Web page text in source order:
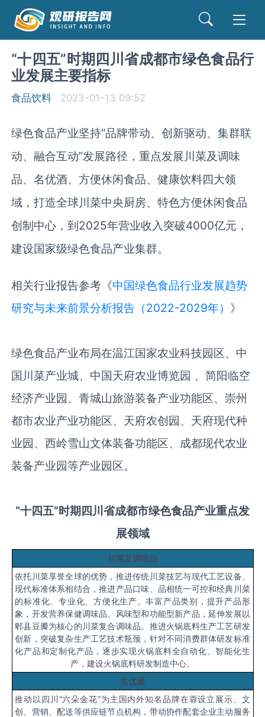
“十四五”时期四川省成都市绿色食品行
业发展主要指标
食品饮料 2023-01-13 09:52
绿色食品产业坚持“品牌带动、创新驱动、集群联
动、融合互动”发展路径，重点发展川菜及调味
品、名优酒、方便休闲食品、健康饮料四大领
域，打造全球川菜中央厨房、特色方便休闲食品
创制中心，到2025年营业收入突破4000亿元，
建设国家级绿色食品产业集群。
相关行业报告参考《中国绿色食品行业发展趋势
研究与未来前景分析报告（2022-2029年） 》
绿色食品产业布局在温江国家农业科技园区、中
国川菜产业城、中国天府农业博览园 、简阳临空
经济产业园、青城山旅游装备产业功能区、崇州
都市农业产业功能区、天府农创园、天府现代种
业园、西岭雪山文体装备功能区、成都现代农业
装备产业园等产业园区。
“十四五”时期四川省成都市绿色食品产业重点发
展领域
川菜及调味品
依托川菜享誉全球的优势，推进传统川菜技艺与现代工艺设备、
现代标准体系相结合，推进产品口味、品相统一可控和经典川菜
的标准化、专业化、方便化生产。丰富产品类别，提升产品形
象，开发营养保健调味品、风味型和功能型新产品，延伸发展以
郫县豆瓣为核心的川菜复合调味品。推进火锅底料生产工艺研发
创新，突破复杂生产工艺技术瓶颈，针对不同消费群体研发标准
化产品和定制化产品，逐步实现火锅底料全自动化、智能化生
产，建设火锅底料研发制造中心。
名优酒
推动以四川“六朵金花”为主国内外知名品牌在蓉设立展示、文
创、营销、配送等供应链节点机构，带动协作配套企业主动服务